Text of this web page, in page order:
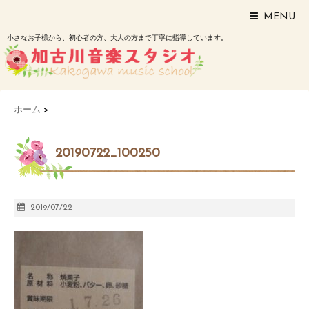
MENU
小さなお子様から、初心者の方、大人の方まで丁寧に指導しています。
ホーム >
20190722_100250
2019/07/22